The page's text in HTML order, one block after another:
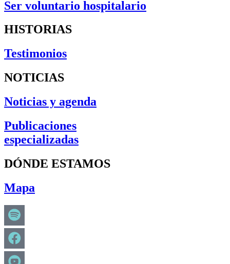
Ser voluntario hospitalario
HISTORIAS
Testimonios
NOTICIAS
Noticias y agenda
Publicaciones
especializadas
DÓNDE ESTAMOS
Mapa